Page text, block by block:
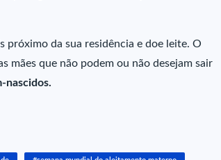
próximo da sua residência e doe leite. O
mães que não podem ou não desejam sair
nascidos.